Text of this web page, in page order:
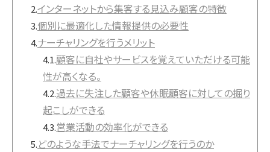
セミナー情報
インサイドセールス関連ブログ
2.インターネットから集客する見込み顧客の特徴
3.個別に最適化した情報提供の必要性
4.ナーチャリングを行うメリット
4.1.顧客に自社やサービスを覚えていただける可能
性が高くなる。
4.2.過去に失注した顧客や休眠顧客に対しての掘り
起こしができる
4.3.営業活動の効率化ができる
5.どのような手法でナーチャリングを行うのか